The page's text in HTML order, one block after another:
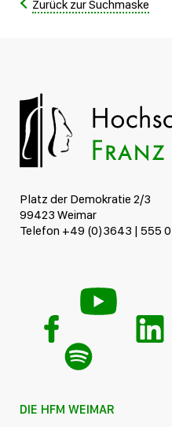
Zurück zur Suchmaske
Platz der Demokratie 2/3
99423 Weimar
Telefon +49 (0)3643 | 555 0
DIE HFM WEIMAR